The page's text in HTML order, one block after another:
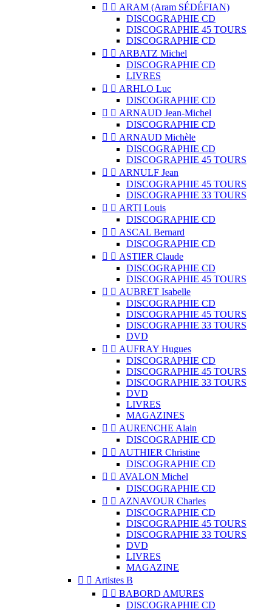
  ARAM (Aram SÉDÉFIAN)
DISCOGRAPHIE CD
DISCOGRAPHIE 45 TOURS
DISCOGRAPHIE CD
  ARBATZ Michel
DISCOGRAPHIE CD
LIVRES
  ARHLO Luc
DISCOGRAPHIE CD
  ARNAUD Jean-Michel
DISCOGRAPHIE CD
  ARNAUD Michèle
DISCOGRAPHIE CD
DISCOGRAPHIE 45 TOURS
  ARNULF Jean
DISCOGRAPHIE 45 TOURS
DISCOGRAPHIE 33 TOURS
  ARTI Louis
DISCOGRAPHIE CD
  ASCAL Bernard
DISCOGRAPHIE CD
  ASTIER Claude
DISCOGRAPHIE CD
DISCOGRAPHIE 45 TOURS
  AUBRET Isabelle
DISCOGRAPHIE CD
DISCOGRAPHIE 45 TOURS
DISCOGRAPHIE 33 TOURS
DVD
  AUFRAY Hugues
DISCOGRAPHIE CD
DISCOGRAPHIE 45 TOURS
DISCOGRAPHIE 33 TOURS
DVD
LIVRES
MAGAZINES
  AURENCHE Alain
DISCOGRAPHIE CD
  AUTHIER Christine
DISCOGRAPHIE CD
  AVALON Michel
DISCOGRAPHIE CD
  AZNAVOUR Charles
DISCOGRAPHIE CD
DISCOGRAPHIE 45 TOURS
DISCOGRAPHIE 33 TOURS
DVD
LIVRES
MAGAZINE
  Artistes B
  BABORD AMURES
DISCOGRAPHIE CD